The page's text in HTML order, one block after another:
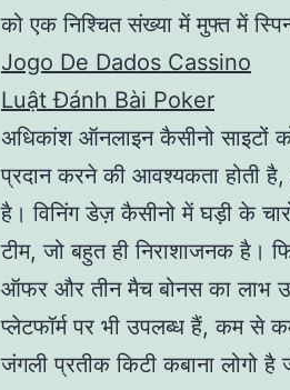
को एक निश्चित संख्या में मुफ्त में
Jogo De Dados Cassino
Luật Đánh Bài Poker
अधिकांश ऑनलाइन कैसीनो साइटों
प्रदान करने की आवश्यकता होती
है। विनिंग डेज़ कैसीनो में घड़ी के
टीम, जो बहुत ही निराशाजनक है।
ऑफर और तीन मैच बोनस का लाभ
प्लेटफॉर्म पर भी उपलब्ध हैं, कम से
जंगली प्रतीक किटी कबाना लोगो